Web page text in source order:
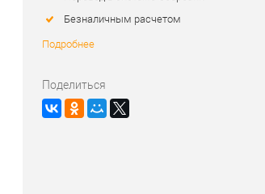
Безналичным расчетом
Подробнее
Поделиться